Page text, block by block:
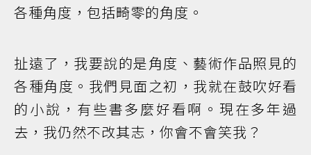
各種角度，包括畸零的角度。
扯遠了，我要說的是角度、藝術作品照見的
各種角度。我們見面之初，我就在鼓吹好看
的小說，有些書多麼好看啊。現在多年過
去，我仍然不改其志，你會不會笑我？